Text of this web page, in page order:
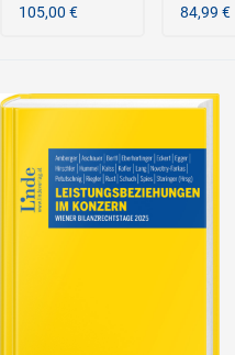
105,00 €
84,99 €